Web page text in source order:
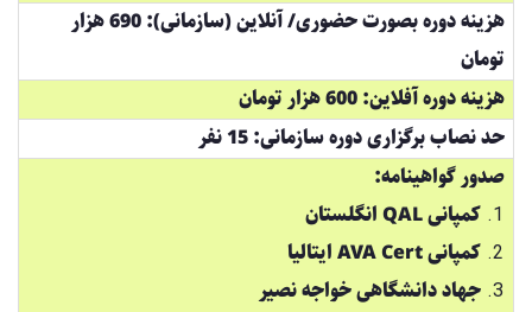
هزینه دوره بصورت حضوری/ آنلاین (سازمانی): 690 هزار
تومان
هزینه دوره آفلاین: 600 هزار تومان
حد نصاب برگزاری دوره سازمانی: 15 نفر
صدور گواهینامه:
کمپانی QAL انگلستان
کمپانی AVA Cert ایتالیا
جهاد دانشگاهی خواجه نصیر